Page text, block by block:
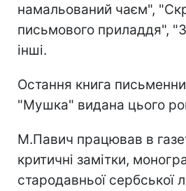
намальований чаєм",
письмового приладдя",
інші.
Остання книга
"Мушка" видана цього
М.Павич працював в
критичні замітки,
стародавньої сербської